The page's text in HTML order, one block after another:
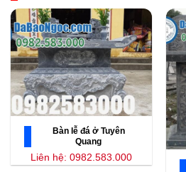
Bàn lễ đá ở Tuyên
Quang
Liên hệ: 0982.583.000